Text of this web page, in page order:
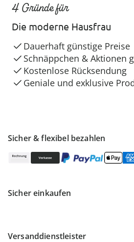
Sicher & flexibel bezahlen
Sicher einkaufen
Versanddienstleister
4 Gründe für
Die moderne Hausfrau
Dauerhaft günstige Preise
Schnäppchen & Aktionen
Kostenlose Rücksendung
Geniale und exklusive